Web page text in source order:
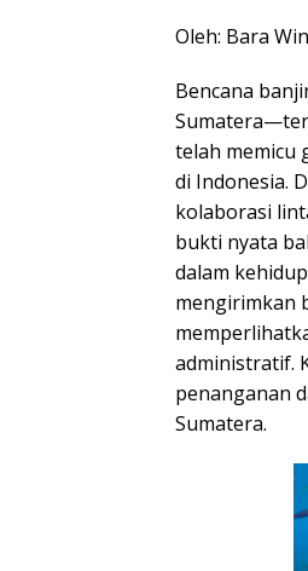
Oleh: Bara
Bencana
telah memicu
di Indonesia.
kolaborasi
bukti nyata
dalam
mengirimkan
administratif.
penanganan
Sumatera.